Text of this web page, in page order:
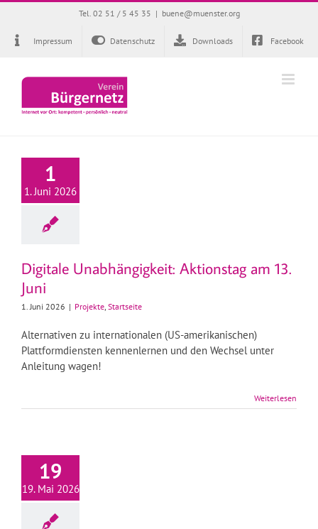
Zum
springen
Tel. 02 51 / 5 45 35 | buene@muenster.org
Impressum Datenschutz Downloads Facebook
1
1. Juni 2026
Digitale Unabhängigkeit: Aktionstag am 13.
Juni
1. Juni 2026 | Projekte, Startseite
Alternativen zu internationalen (US-amerikanischen)
Plattformdiensten kennenlernen und den Wechsel unter
Anleitung wagen!
Weiterlesen
19
19. Mai 2026